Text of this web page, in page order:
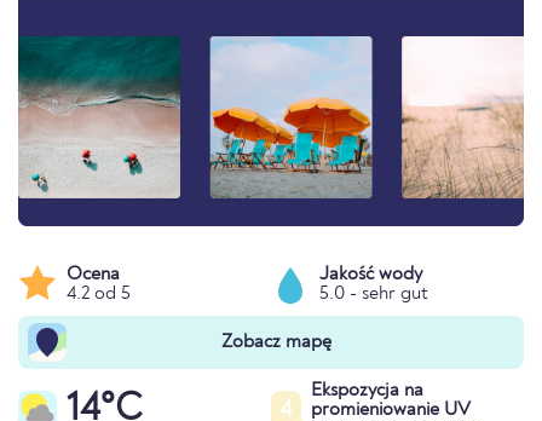
Ocena
4.2 od 5
Jakość wody
5.0 - sehr gut
Zobacz mapę
14°C 4
Ekspozycja na
promieniowanie UV